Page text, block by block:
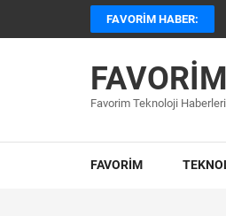
FAVORIM HABER:
FAVORIM
Favorim Teknoloji Haberleri
FAVORİM